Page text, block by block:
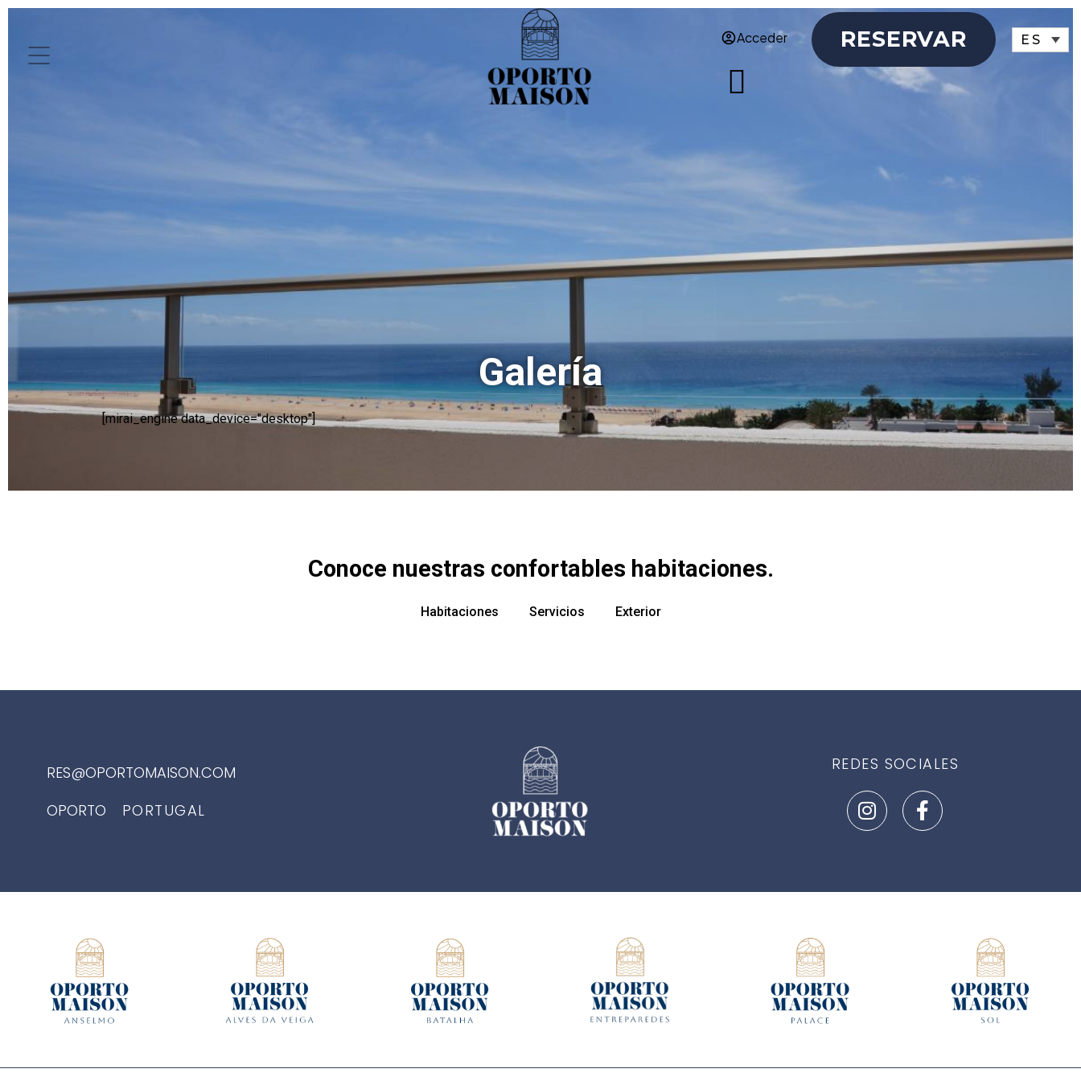
Acceder RESERVAR ES
Galería
[mirai_engine data_device="desktop"]
Conoce nuestras confortables habitaciones.
Habitaciones Servicios Exterior
RES@OPORTOMAISON.COM
OPORTO
PORTUGAL
REDES SOCIALES